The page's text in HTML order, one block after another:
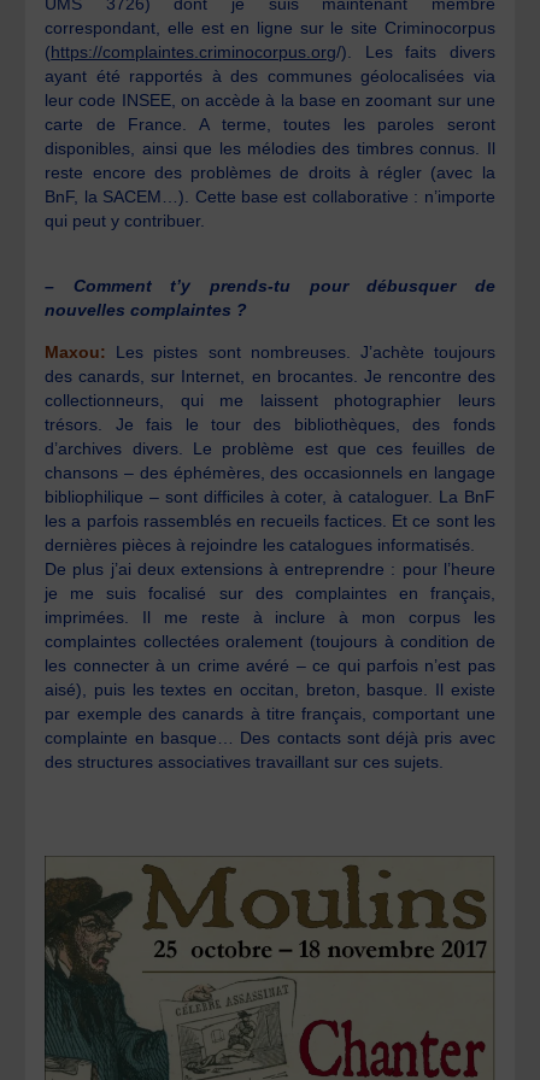
correspondant, elle est en ligne sur le site Criminocorpus
(https://complaintes.criminocorpus.org/). Les faits divers
ayant été rapportés à des communes géolocalisées via
leur code INSEE, on accède à la base en zoomant sur une
carte de France. A terme, toutes les paroles seront
disponibles, ainsi que les mélodies des timbres connus. Il
reste encore des problèmes de droits à régler (avec la
BnF, la SACEM…). Cette base est collaborative : n’importe
qui peut y contribuer.
– Comment t’y prends-tu pour débusquer de
nouvelles complaintes ?
Maxou: Les pistes sont nombreuses. J’achète toujours
des canards, sur Internet, en brocantes. Je rencontre des
collectionneurs, qui me laissent photographier leurs
trésors. Je fais le tour des bibliothèques, des fonds
d’archives divers. Le problème est que ces feuilles de
chansons – des éphémères, des occasionnels en langage
bibliophilique – sont difficiles à coter, à cataloguer. La BnF
les a parfois rassemblés en recueils factices. Et ce sont les
dernières pièces à rejoindre les catalogues informatisés.
De plus j’ai deux extensions à entreprendre : pour l’heure
je me suis focalisé sur des complaintes en français,
imprimées. Il me reste à inclure à mon corpus les
complaintes collectées oralement (toujours à condition de
les connecter à un crime avéré – ce qui parfois n’est pas
aisé), puis les textes en occitan, breton, basque. Il existe
par exemple des canards à titre français, comportant une
complainte en basque… Des contacts sont déjà pris avec
des structures associatives travaillant sur ces sujets.